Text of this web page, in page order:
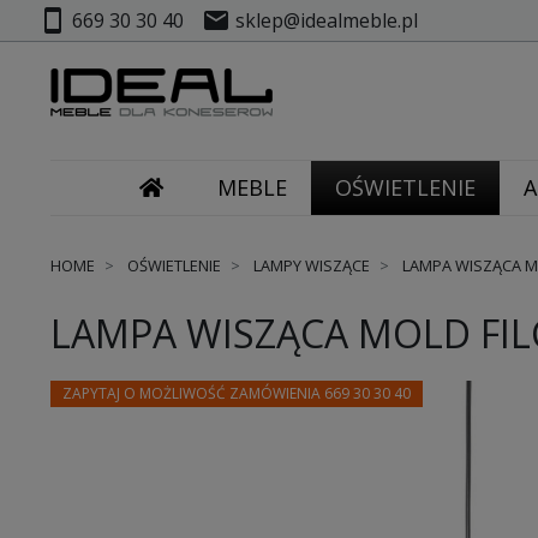
smartphone 669 30 30 40 mail sklep@idealmeble.pl
MEBLE OŚWIETLENIE
HOME OŚWIETLENIE LAMPY WISZĄCE LAMPA WISZĄCA
LAMPA WISZĄCA MOLD
ZAPYTAJ O MOŻLIWOŚĆ ZAMÓWIENIA 669 30 30 40